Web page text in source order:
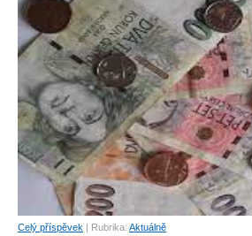
Celý příspěvek | Rubrika: Aktuálně